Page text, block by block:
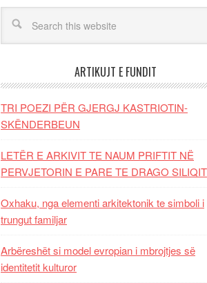
ARTIKUJT E FUNDIT
TRI POEZI PËR GJERGJ KASTRIOTIN-
SKËNDERBEUN
LETËR E ARKIVIT TE NAUM PRIFTIT NË
PERVJETORIN E PARE TE DRAGO SILIQIT
Oxhaku, nga elementi arkitektonik te simboli i
trungut familjar
Arbëreshët si model evropian i mbrojtjes së
identitetit kulturor